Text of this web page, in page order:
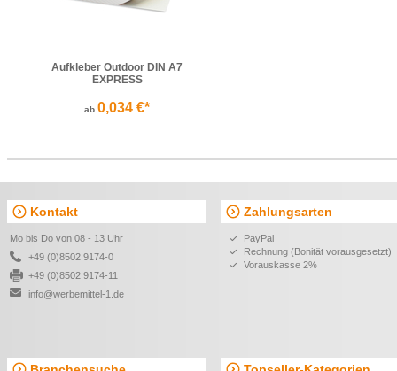
Aufkleber Outdoor DIN A7
EXPRESS
ab 0,034 €*
Kontakt
Mo bis Do von 08 - 13 Uhr
+49 (0)8502 9174-0
+49 (0)8502 9174-11
info@werbemittel-1.de
Zahlungsarten
PayPal
Rechnung (Bonität vorausgesetzt)
Vorauskasse 2%